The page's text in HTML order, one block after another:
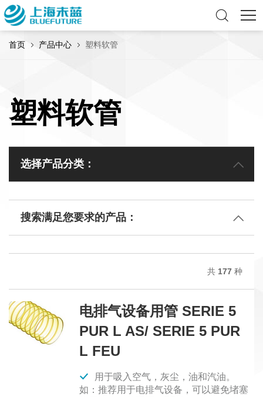
首页 产品中心 塑料软管
塑料软管
选择产品分类：
搜索满足您要求的产品：
共 177 种
电排气设备用管 SERIE 5
PUR L AS/ SERIE 5 PUR
L FEU
用于吸入空气，灰尘，油和汽油。
如：推荐用于电排气设备，可以避免堵塞